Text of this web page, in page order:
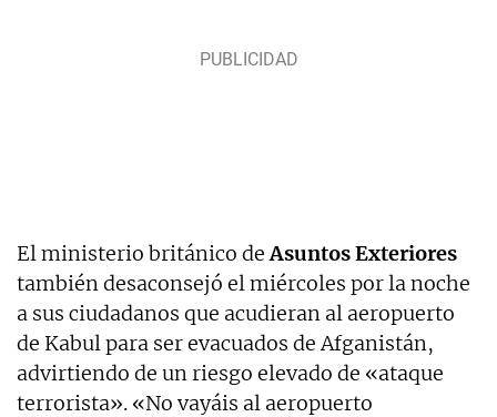
El ministerio británico deAsuntos Exteriores
también desaconsejó el miércoles por la noche
a sus ciudadanos que acudieran al aeropuerto
de Kabul para ser evacuados de Afganistán,
advirtiendo de un riesgo elevado de «ataque
terrorista». «No vayáis al aeropuerto